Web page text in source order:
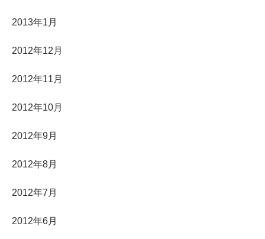
2013年1月
2012年12月
2012年11月
2012年10月
2012年9月
2012年8月
2012年7月
2012年6月